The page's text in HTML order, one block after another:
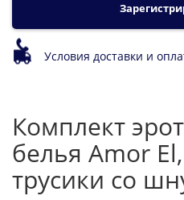
Условия доставки и
Комплект
белья Amor
трусики со